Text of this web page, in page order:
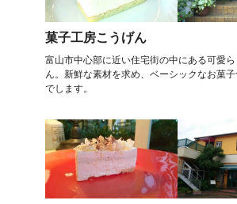
菓子工房こうげん
富山市中心部に近い住宅街の中にある可愛
ん。新鮮な素材を求め、ベーシックなお菓
でします。